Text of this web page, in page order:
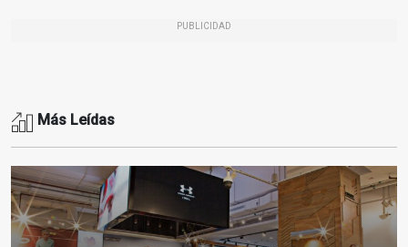
PUBLICIDAD
Más Leídas